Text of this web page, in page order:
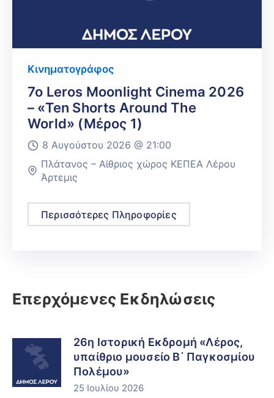
Κινηματογράφος
7ο Leros Moonlight Cinema 2026
– «Ten Shorts Around The
World» (Μέρος 1)
8 Αυγούστου 2026 @ 21:00
Πλάτανος – Αίθριος χώρος ΚΕΠΕΑ Λέρου
Άρτεμις
Περισσότερες Πληροφορίες
Επερχόμενες Εκδηλώσεις
26η Ιστορική Εκδρομή «Λέρος,
υπαίθριο μουσείο Β΄ Παγκοσμίου
Πολέμου»
25 Ιουλίου 2026